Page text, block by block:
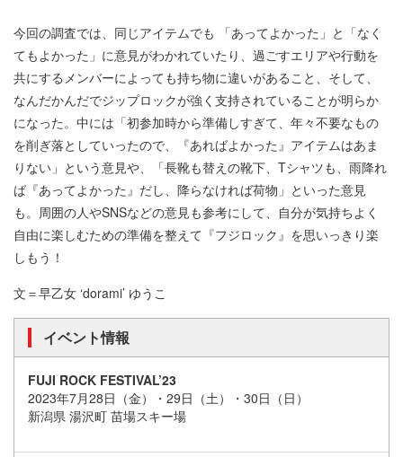
今回の調査では、同じアイテムでも 「あってよかった」と「なく
てもよかった」に意見がわかれていたり、過ごすエリアや行動を
共にするメンバーによっても持ち物に違いがあること、そして、
なんだかんだでジップロックが強く支持されていることが明らか
になった。中には「初参加時から準備しすぎて、年々不要なもの
を削ぎ落としていったので、『あればよかった』アイテムはあま
りない」という意見や、「長靴も替えの靴下、Tシャツも、雨降れ
ば『あってよかった』だし、降らなければ荷物」といった意見
も。周囲の人やSNSなどの意見も参考にして、自分が気持ちよく
自由に楽しむための準備を整えて『フジロック』を思いっきり楽
しもう！
文＝早乙女 ‘dorami’ ゆうこ
イベント情報
FUJI ROCK FESTIVAL’23
2023年7月28日（金）・29日（土）・30日（日）
新潟県 湯沢町 苗場スキー場